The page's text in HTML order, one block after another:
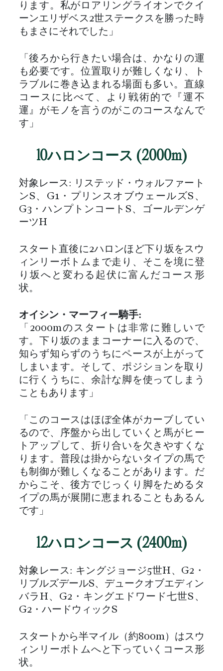
ります。私がロアリングライオンでクイ
ーンエリザベス2世ステークスを勝った時
もまさにそれでした」
「後ろから行きたい場合は、かなりの運
も必要です。位置取りが難しくなり、ト
ラブルに巻き込まれる場面も多い。直線
コースに比べて、より戦術的で『運不
運』がモノを言うのがこのコースなんで
す」
10ハロンコース (2000m)
対象レース: リステッド・ウォルファート
ンS、G1・プリンスオブウェールズS、
G3・ハンプトンコートS、ゴールデンゲ
ーツH
スタート直後に2ハロンほど下り坂をスウ
ィンリーボトムまで走り、そこを境に登
り坂へと変わる起伏に富んだコース形
状。
オイシン・マーフィー騎手:
「2000mのスタートは非常に難しいで
す。下り坂のままコーナーに入るので、
知らず知らずのうちにペースが上がって
しまいます。そして、ポジションを取り
に行くうちに、余計な脚を使ってしまう
こともあります」
「このコースはほぼ全体がカーブしてい
るので、序盤から出していくと馬がヒー
トアップして、折り合いを欠きやすくな
ります。普段は掛からないタイプの馬で
も制御が難しくなることがあります。だ
からこそ、後方でじっくり脚をためるタ
イプの馬が展開に恵まれることもあるん
です」
12ハロンコース (2400m)
対象レース: キングジョージ5世H、G2・
リブルズデールS、デュークオブエディン
バラH、G2・キングエドワード七世S、
G2・ハードウィックS
スタートから半マイル（約800m）はスウ
ィンリーボトムへと下っていくコース形
状。